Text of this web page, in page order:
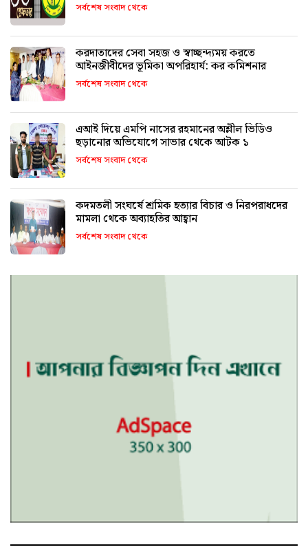
সর্বশেষ সংবাদ থেকে
করদাতাদের সেবা সহজ ও স্বাচ্ছন্দ্যময় করতে
আইনজীবীদের ভূমিকা অপরিহার্য: কর কমিশনার
সর্বশেষ সংবাদ থেকে
এআই দিয়ে এমপি নাসের রহমানের অশ্লীল ভিডিও
ছড়ানোর অভিযোগে সাভার থেকে আটক ১
সর্বশেষ সংবাদ থেকে
কদমতলী সংঘর্ষে শ্রমিক হত্যার বিচার ও নিরপরাধদের
মামলা থেকে অব্যাহতির আহ্বান
সর্বশেষ সংবাদ থেকে